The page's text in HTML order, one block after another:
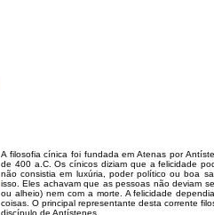
A filosofia cínica foi fundada em Atenas por
de 400 a.C. Os cínicos diziam que afelicidade
não consistia em luxúria, poder político ou boa
isso. Eles achavam que as pessoas não deviam
ou alheio) nem com a morte. A felicidade
coisas. O principal representante desta corrente
discípulo de Antístenes.